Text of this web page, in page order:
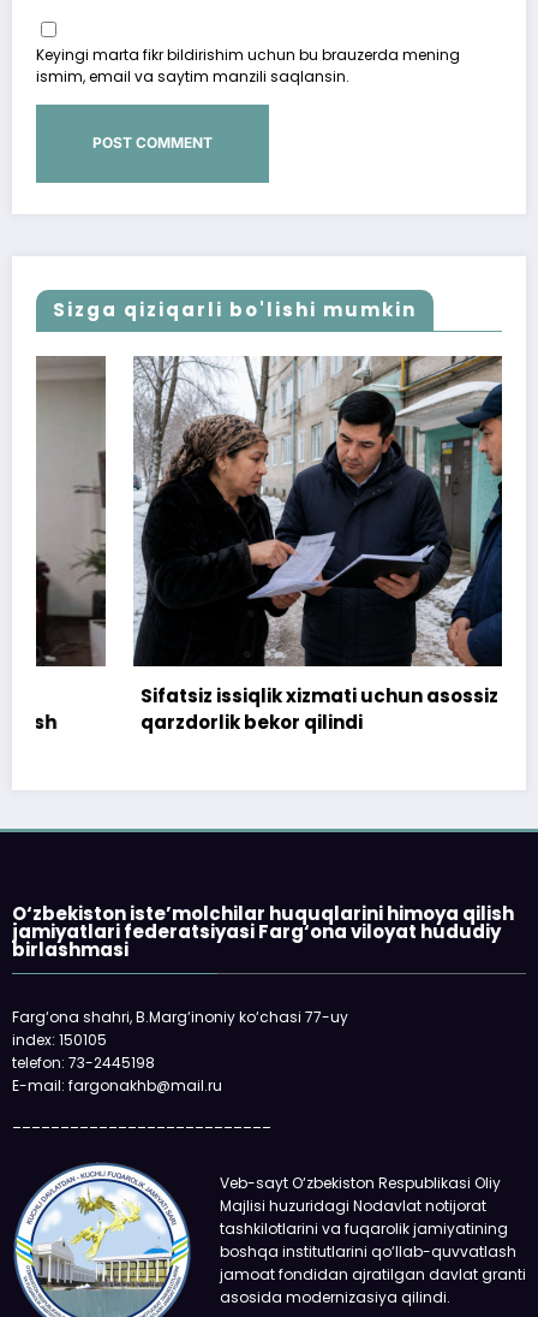
Keyingi marta fikr bildirishim uchun bu brauzerda mening
ismim, email va saytim manzili saqlansin.
Sizga qiziqarli bo'lishi mumkin
Sifatsiz issiqlik xizmati uchun asossiz
qarzdorlik bekor qilindi
O‘zbekiston iste’molchilar huquqlarini himoya qilish
jamiyatlari federatsiyasi Farg‘ona viloyat hududiy
birlashmasi
Farg‘ona shahri, B.Marg‘inoniy ko‘chasi 77-uy
index: 150105
telefon: 73-2445198
E-mail: fargonakhb@mail.ru
Veb-sayt O‘zbekiston Respublikasi Oliy
Majlisi huzuridagi Nodavlat notijorat
tashkilotlarini va fuqarolik jamiyatining
boshqa institutlarini qo‘llab-quvvatlash
jamoat fondidan ajratilgan davlat granti
asosida modernizasiya qilindi.